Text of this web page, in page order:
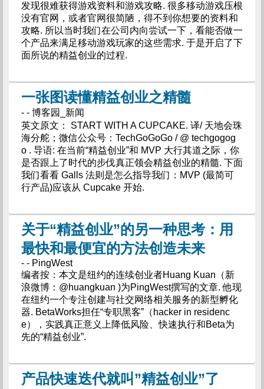
发现很难获得游戏资料和游戏攻略. 很多移动游戏压根
没有官网，或者官网很简陋，得不到你想要的资料和
攻略. 所以当时我们在公司内向尝试一下，看能否做一
个产品来满足移动游戏玩家的这些需求. 于是开启了下
面所说的精益创业的过程.
一张图读懂精益创业之精髓
- - 博客园_新闻
英文原文： START WITH A CUPCAKE. 译/ 天地会珠
海分舵；微信公众号：TechGoGoGo / @ techgogog
o . 导语: 在当前“精益创业”和 MVP 大行其道之际，你
是否跟上了时代的步伐真正领会精益创业的精髓. 下面
我们看看 Galls 法则是怎么指导我们：MVP (最简可
行产品)应该从 Cupcake 开始.
关于“精益创业”的另一种思考：用
最快和最便宜的方法创造未来
- - PingWest
编者按：本文是纽约的连续创业者Huang Kuan（新
浪微博：@huangkuan )为PingWest撰写的文章. 他现
在纽约一个专注创建与社交网络相关服务的新型孵化
器. BetaWorks担任“专职黑客”（hacker in residenc
e），实践真正意义上降低风险、快速执行和Beta为
先的“精益创业”.
产品快速迭代就叫”精益创业”了